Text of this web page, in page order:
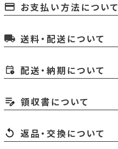
payment お支払い方法について
local_shipping 送料・配送について
配送・納期について
領収書について
返品・交換について